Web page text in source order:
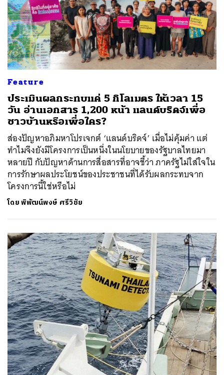
Feature
ประเมินผลกระทบแค่ 5 กิโลเมตร ให้เวลา 15
วัน อ่านเอกสาร 1,200 หน้า แลนด์บริดจ์เพื่อ
ชาวบ้านหรือเพื่อใคร?
ส่องปัญหาอภิมหาโปรเจกต์ ‘แลนด์บริดจ์’ เมื่อไม่คุ้มค่า แต่
ทำไมจึงยังมีโครงการเป็นหนึ่งในนโยบายของรัฐบาลไทยมา
หลายปี กับปัญหาด้านการสื่อสารที่อาจชี้ว่า ภาครัฐไม่ใส่ใจใน
การรักษาผลประโยชน์ของประชาชนที่ได้รับผลกระทบจาก
โครงการนี้ใช่หรือไม่
โดยพิพัฒน์พงษ์ ศรีวิชัย
ค้นหา